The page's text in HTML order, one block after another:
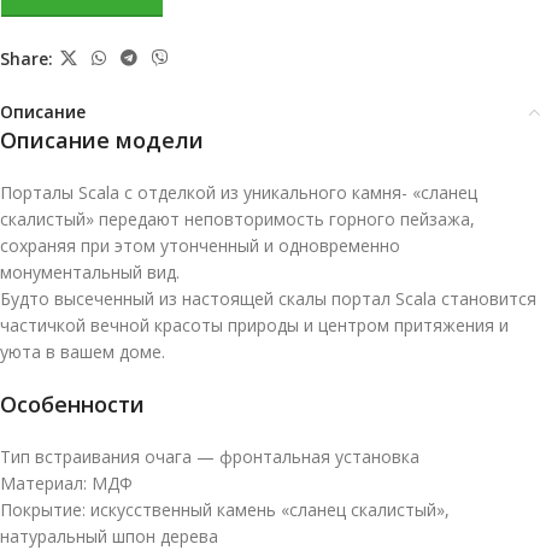
Share:
Описание
Описание модели
Порталы Scala с отделкой из уникального камня- «сланец
скалистый» передают неповторимость горного пейзажа,
сохраняя при этом утонченный и одновременно
монументальный вид.
Будто высеченный из настоящей скалы портал Scala становится
частичкой вечной красоты природы и центром притяжения и
уюта в вашем доме.
Особенности
Тип встраивания очага — фронтальная установка
Материал: МДФ
Покрытие: искусственный камень «сланец скалистый»,
натуральный шпон дерева